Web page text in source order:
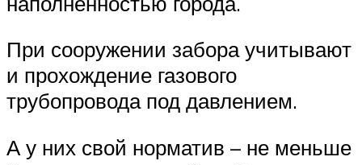
При сооружении забора учитывают
и прохождение газового
трубопровода под давлением.
А у них свой норматив – не меньше